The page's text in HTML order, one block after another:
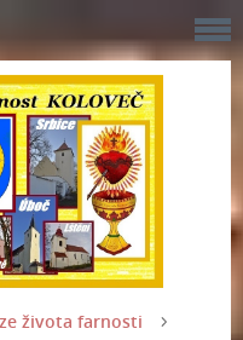
života farnosti